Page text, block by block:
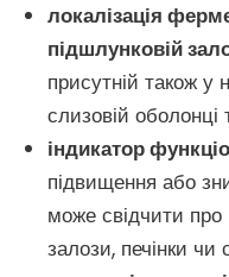
локалізація
підшлунковій
присутній також у
слизовій оболонці
індикатор
підвищення або
може свідчити про
залози, печінки чи